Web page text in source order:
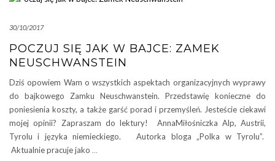
30/10/2017
POCZUJ SIĘ JAK W BAJCE: ZAMEK
NEUSCHWANSTEIN
Dziś opowiem Wam o wszystkich aspektach organizacyjnych wyprawy
do bajkowego Zamku Neuschwanstein. Przedstawię konieczne do
poniesienia koszty, a także garść porad i przemyśleń. Jesteście ciekawi
mojej opinii? Zapraszam do lektury! AnnaMiłośniczka Alp, Austrii,
Tyrolu i języka niemieckiego. Autorka bloga „Polka w Tyrolu”.
Aktualnie pracuje jako …